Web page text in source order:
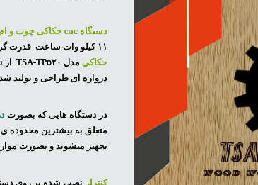
دستگاه cnc حکاکی چوب و ام دی اف اتومات
۱۱ کیلو وات ساعت قدرت گرفته است .
حکاکی
دروازه ای طراحی و تولید
در دستگاه هایی که بصورت
متعلق به بیشترین محدوده ی کاری دستگاه
تجهیز میشوند و بصورت
کنترلر نصب شده بر روی